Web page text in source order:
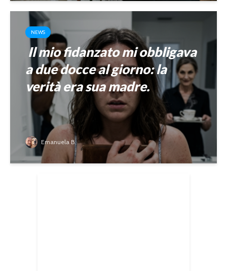
NEWS
Il mio fidanzato mi obbligava
a due docce al giorno: la
verità era sua madre.
Emanuela B.